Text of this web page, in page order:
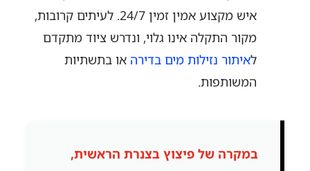
איש מקצוע אמין זמין 24/7. לעיתים קרובות,
מקור התקלה אינו גלוי, ונדרש ציוד מתקדם
לאיתור נזילות מים בדירה או בתשתיות
המשותפות.
במקרה של פיצוץ בצנרת הראשית,